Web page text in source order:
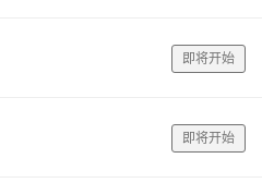
即将开始
即将开始